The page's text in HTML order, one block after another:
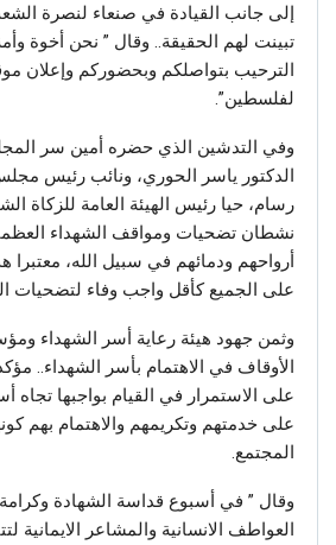
إلى جانب القيادة في صنعاء لنصرة
تبينت لهم الحقيقة.. وقال ” نحن أخوة
الترحيب بتواصلكم وبحضوركم وإعلان
لفلسطين”.
وفي التدشين الذي حضره أمين سر
الدكتور ياسر الحوري، ونائب رئيس
رسام، حيا رئيس الهيئة العامة للزكاة
نشطان تضحيات ومواقف الشهداء
أرواحهم ودمائهم في سبيل الله، معتبرا
على الجميع كأقل واجب وفاء لتضحيات
وثمن جهود هيئة رعاية أسر الشهداء
الأوقاف في الاهتمام بأسر الشهداء..
على الاستمرار في القيام بواجبها تجاه
على خدمتهم وتكريمهم والاهتمام بهم
المجتمع.
وقال ” في أسبوع قداسة الشهادة
العواطف الانسانية والمشاعر الايمانية